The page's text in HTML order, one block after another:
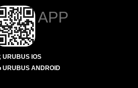
APP
URUBUS IOS
URUBUS ANDROID